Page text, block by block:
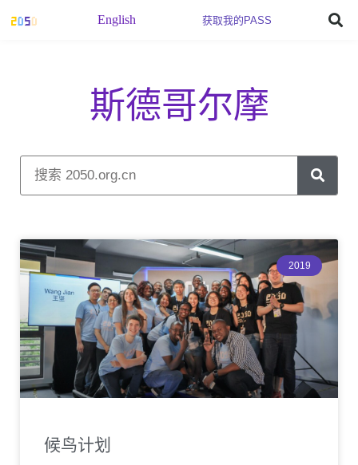
English 获取我的PASS
斯德哥尔摩
2019
候鸟计划